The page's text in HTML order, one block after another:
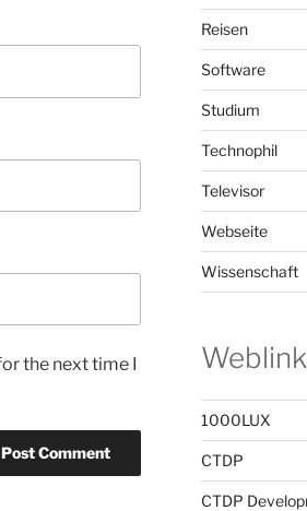
the next time I
Reisen
Software
Studium
Technophil
Televisor
Webseite
Wissenschaft
1000LUX
CTDP
CTDP